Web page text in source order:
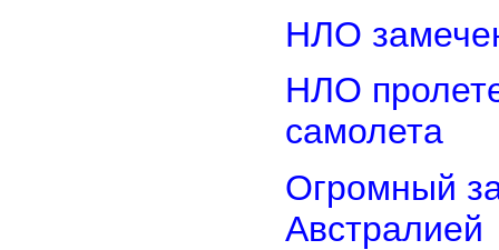
НЛО
НЛО
самолета
Огромный
Австралией